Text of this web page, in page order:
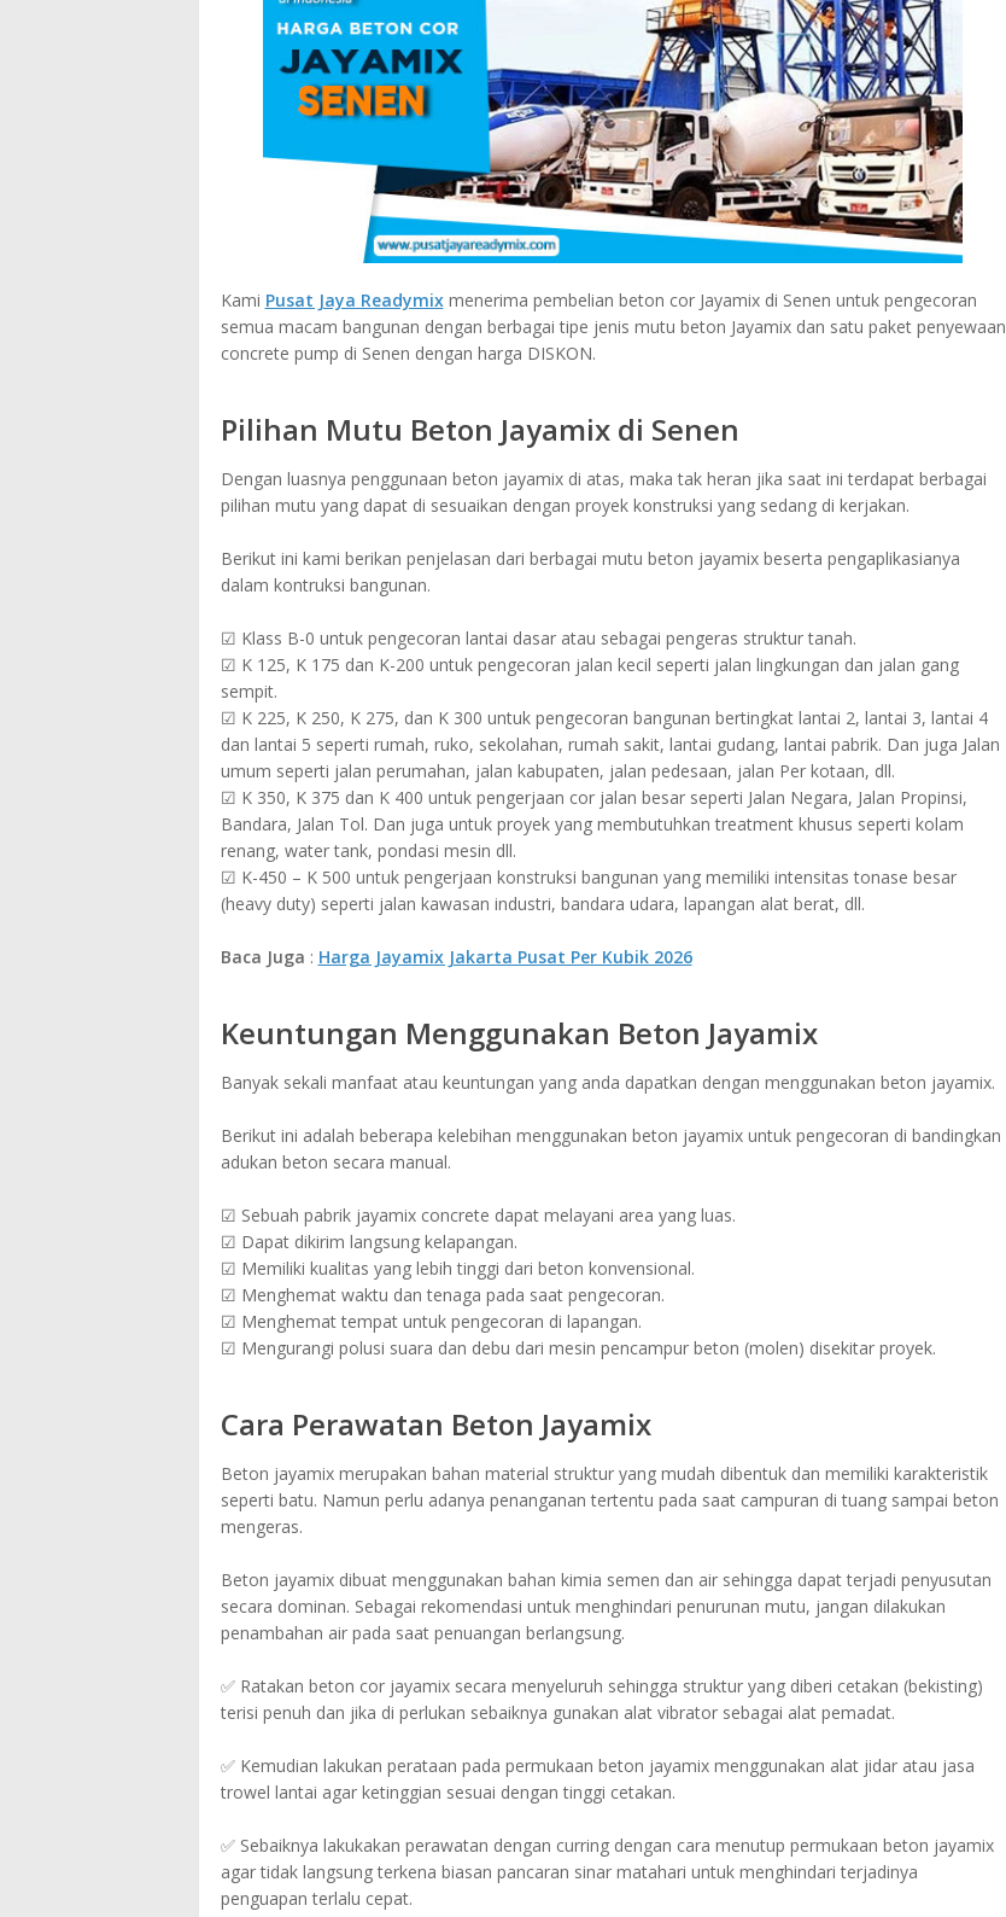
Kami Pusat Jaya Readymixmenerima pembelian beton cor Jayamix di Senen untuk pengecoran
semua macam bangunan dengan berbagai tipe jenis mutu beton Jayamix dan satu paket penyewaan
concrete pump di Senen dengan harga DISKON.
Pilihan Mutu Beton Jayamix di Senen
Dengan luasnya penggunaan beton jayamix di atas, maka tak heran jika saat ini terdapat berbagai
pilihan mutu yang dapat di sesuaikan dengan proyek konstruksi yang sedang di kerjakan.
Berikut ini kami berikan penjelasan dari berbagai mutu beton jayamix beserta pengaplikasianya
dalam kontruksi bangunan.
☑ Klass B-0 untuk pengecoran lantai dasar atau sebagai pengeras struktur tanah.
☑ K 125, K 175 dan K-200 untuk pengecoran jalan kecil seperti jalan lingkungan dan jalan gang
sempit.
☑ K 225, K 250, K 275, dan K 300 untuk pengecoran bangunan bertingkat lantai 2, lantai 3, lantai 4
dan lantai 5 seperti rumah, ruko, sekolahan, rumah sakit, lantai gudang, lantai pabrik. Dan juga Jalan
umum seperti jalan perumahan, jalan kabupaten, jalan pedesaan, jalan Per kotaan, dll.
☑ K 350, K 375 dan K 400 untuk pengerjaan cor jalan besar seperti Jalan Negara, Jalan Propinsi,
Bandara, Jalan Tol. Dan juga untuk proyek yang membutuhkan treatment khusus seperti kolam
renang, water tank, pondasi mesin dll.
☑ K-450 – K 500 untuk pengerjaan konstruksi bangunan yang memiliki intensitas tonase besar
(heavy duty) seperti jalan kawasan industri, bandara udara, lapangan alat berat, dll.
Baca Juga : Harga Jayamix Jakarta Pusat Per Kubik 2026
Keuntungan Menggunakan Beton Jayamix
Banyak sekali manfaat atau keuntungan yang anda dapatkan dengan menggunakan beton jayamix.
Berikut ini adalah beberapa kelebihan menggunakan beton jayamix untuk pengecoran di bandingkan
adukan beton secara manual.
☑ Sebuah pabrik jayamix concrete dapat melayani area yang luas.
☑ Dapat dikirim langsung kelapangan.
☑ Memiliki kualitas yang lebih tinggi dari beton konvensional.
☑ Menghemat waktu dan tenaga pada saat pengecoran.
☑ Menghemat tempat untuk pengecoran di lapangan.
☑ Mengurangi polusi suara dan debu dari mesin pencampur beton (molen) disekitar proyek.
Cara Perawatan Beton Jayamix
Beton jayamix merupakan bahan material struktur yang mudah dibentuk dan memiliki karakteristik
seperti batu. Namun perlu adanya penanganan tertentu pada saat campuran di tuang sampai beton
mengeras.
Beton jayamix dibuat menggunakan bahan kimia semen dan air sehingga dapat terjadi penyusutan
secara dominan. Sebagai rekomendasi untuk menghindari penurunan mutu, jangan dilakukan
penambahan air pada saat penuangan berlangsung.
✅ Ratakan beton cor jayamix secara menyeluruh sehingga struktur yang diberi cetakan (bekisting)
terisi penuh dan jika di perlukan sebaiknya gunakan alat vibrator sebagai alat pemadat.
✅ Kemudian lakukan perataan pada permukaan beton jayamix menggunakan alat jidar atau jasa
trowel lantai agar ketinggian sesuai dengan tinggi cetakan.
✅ Sebaiknya lakukakan perawatan dengan curring dengan cara menutup permukaan beton jayamix
agar tidak langsung terkena biasan pancaran sinar matahari untuk menghindari terjadinya
penguapan terlalu cepat.